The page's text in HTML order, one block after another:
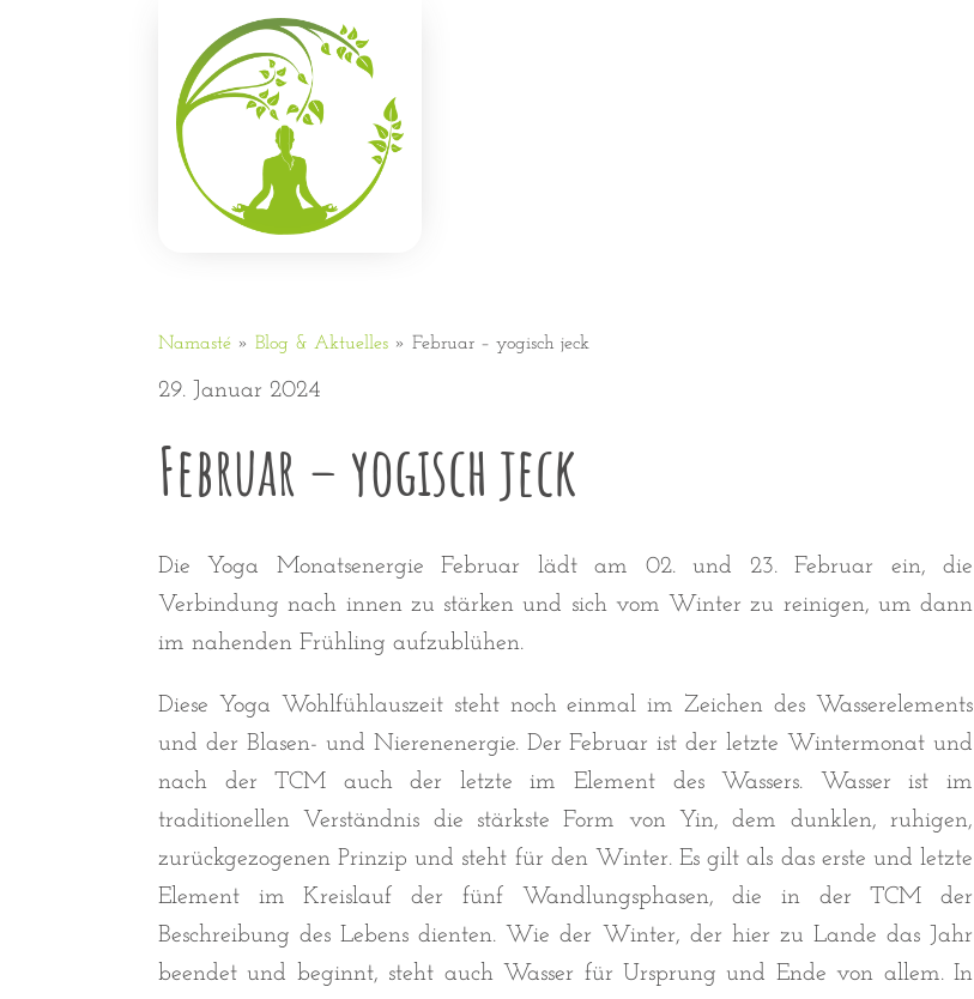
Namasté » Blog & Aktuelles » Februar – yogisch jeck
29. Januar 2024
Februar – yogisch jeck
Die Yoga Monatsenergie Februar lädt am 02. und 23. Februar ein, die
Verbindung nach innen zu stärken und sich vom Winter zu reinigen, um dann
im nahenden Frühling aufzublühen.
Diese Yoga Wohlfühlauszeit steht noch einmal im Zeichen des Wasserelements
und der Blasen- und Nierenenergie. Der Februar ist der letzte Wintermonat und
nach der TCM auch der letzte im Element des Wassers. Wasser ist im
traditionellen Verständnis die stärkste Form von Yin, dem dunklen, ruhigen,
zurückgezogenen Prinzip und steht für den Winter. Es gilt als das erste und letzte
Element im Kreislauf der fünf Wandlungsphasen, die in der TCM der
Beschreibung des Lebens dienten. Wie der Winter, der hier zu Lande das Jahr
beendet und beginnt, steht auch Wasser für Ursprung und Ende von allem. In